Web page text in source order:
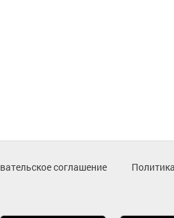
соглашение